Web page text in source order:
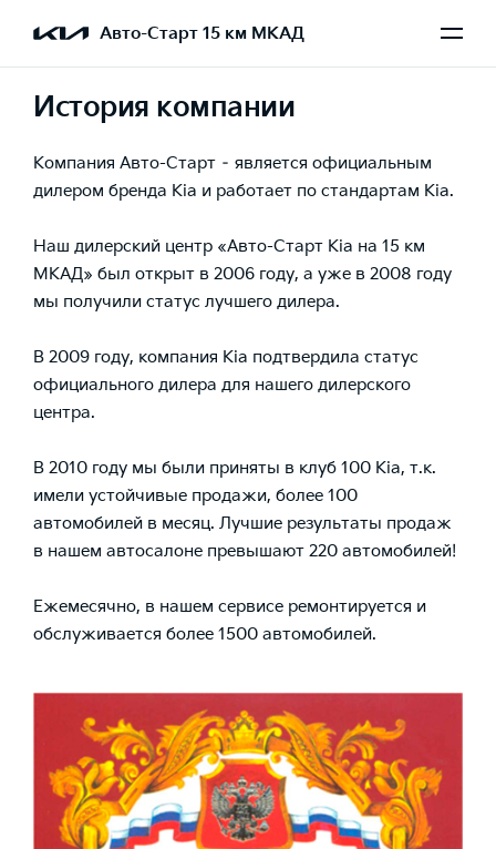
Авто-Старт 15 км МКАД
История компании
Компания Авто-Старт – является официальным
дилером бренда Kia и работает по стандартам Kia.
Наш дилерский центр «Авто-Старт Kia на 15 км
МКАД» был открыт в 2006 году, а уже в 2008 году
мы получили статус лучшего дилера.
В 2009 году, компания Kia подтвердила статус
официального дилера для нашего дилерского
центра.
В 2010 году мы были приняты в клуб 100 Кia, т.к.
имели устойчивые продажи, более 100
автомобилей в месяц. Лучшие результаты продаж
в нашем автосалоне превышают 220 автомобилей!
Ежемесячно, в нашем сервисе ремонтируется и
обслуживается более 1500 автомобилей.